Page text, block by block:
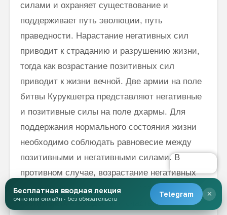
Бесплатная вводная лекция
очно или онлайн · без обязательств
Telegram ✕
силами и охраняет существование и
поддерживает путь эволюции, путь
праведности. Нарастание негативных сил
приводит к страданию и разрушению жизни,
тогда как возрастание позитивных сил
приводит к жизни вечной. Две армии на поле
битвы Курукшетра представляют негативные
и позитивные силы на поле дхармы. Для
поддержания нормального состояния жизни
необходимо соблюдать равновесие между
позитивными и негативными силами. В
противном случае, возрастание негативных
сил приведет к страданию, а возрастание
позитивных – к радости и счастью.